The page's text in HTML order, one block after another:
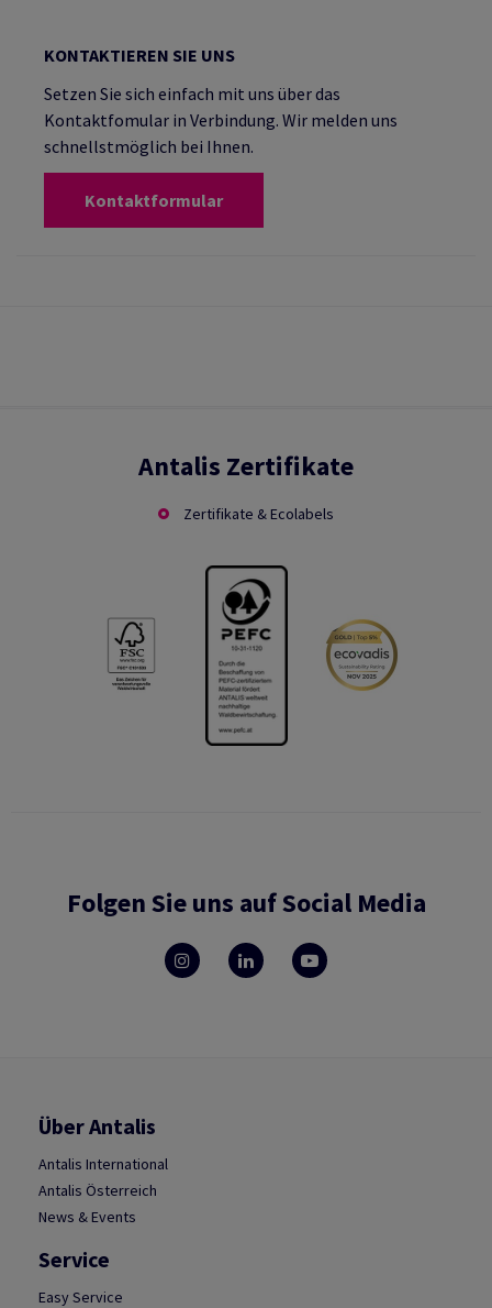
KONTAKTIEREN SIE UNS
Setzen Sie sich einfach mit uns über das
Kontaktfomular in Verbindung. Wir melden uns
schnellstmöglich bei Ihnen.
Kontaktformular
Antalis Zertifikate
Zertifikate & Ecolabels
Folgen Sie uns auf Social Media
Über Antalis
Antalis International
Antalis Österreich
News & Events
Service
Easy Service